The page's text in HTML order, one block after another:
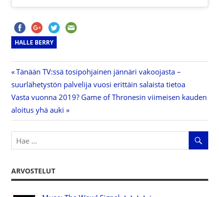
HALLE BERRY
Artikkelien
selaus
Previous
Post:
Tänään TV:ssä tosipohjainen jännäri vakoojasta –
suurlähetystön palvelija vuosi erittäin salaista tietoa
Next
Post:
Vasta vuonna 2019? Game of Thronesin viimeisen kauden
aloitus yhä auki
ARVOSTELUT